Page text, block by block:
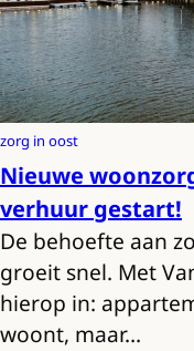
zorg in oost
Nieuwe
verhuur gestart!
De behoefte aan
groeit snel. Met
hierop in:
woont, maar…